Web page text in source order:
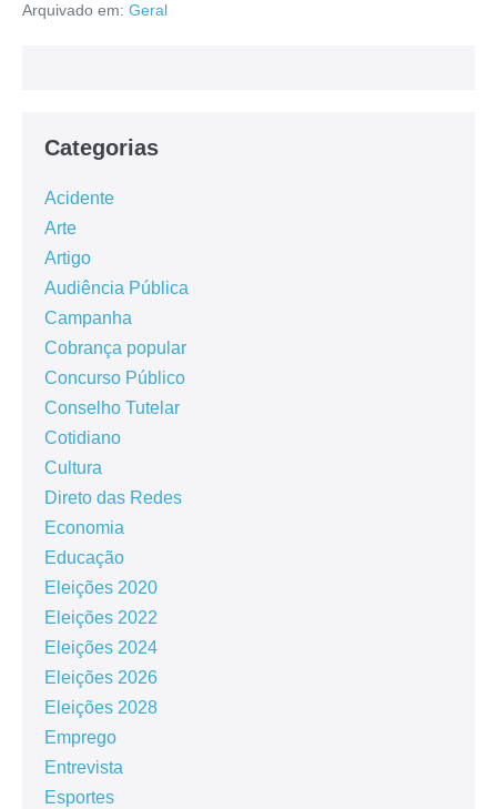
Arquivado em: Geral
Categorias
Acidente
Arte
Artigo
Audiência Pública
Campanha
Cobrança popular
Concurso Público
Conselho Tutelar
Cotidiano
Cultura
Direto das Redes
Economia
Educação
Eleições 2020
Eleições 2022
Eleições 2024
Eleições 2026
Eleições 2028
Emprego
Entrevista
Esportes